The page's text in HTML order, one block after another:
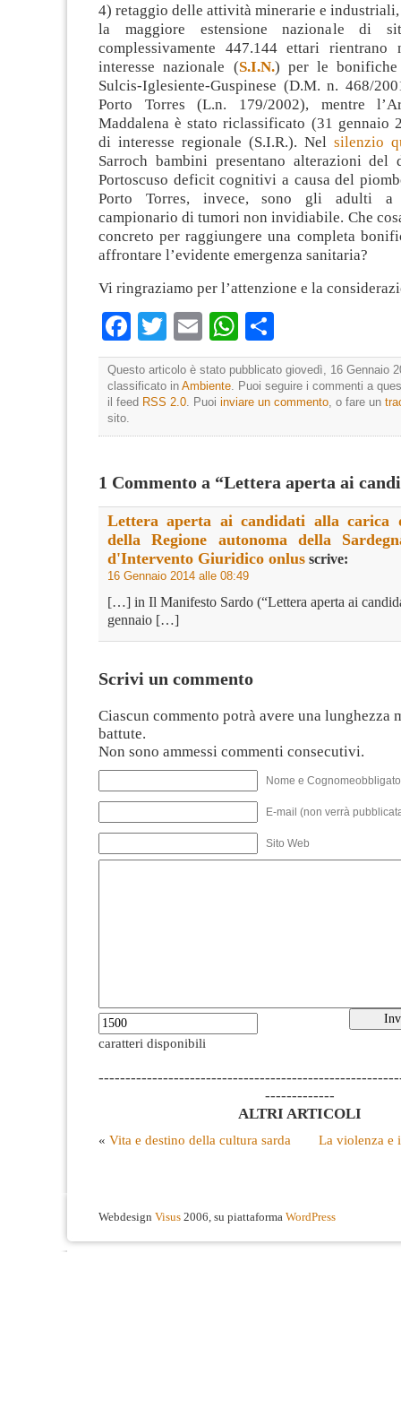
4) retaggio delle attività minerarie e industriali,
la maggiore estensione nazionale di
complessivamente 447.144 ettari
interesse nazionale (S.I.N.) per le bonifiche
Sulcis-Iglesiente-Guspinese (D.M. n. 468/
Porto Torres (L.n. 179/2002), mentre
Maddalena è stato riclassificato (31 gennaio
di interesse regionale (S.I.R.). Nel silenzio
Sarroch bambini presentano alterazioni del
Portoscuso deficit cognitivi a causa del
Porto Torres, invece, sono gli adulti a
campionario di tumori non invidiabile. Che
concreto per raggiungere una completa
affrontare l’evidente emergenza sanitaria?
Vi ringraziamo per l’attenzione e la
Facebook
TwitterEmailWhatsApp
Questo articolo è stato pubblicato giovedì, 16 Gennaio
classificato in Ambiente . Puoi seguire i commenti a
il feed RSS 2.0 . Puoi inviare un commento , o fare un
sito.
1 Commento a “Lettera aperta ai
Lettera aperta ai candidati alla carica
della Regione autonoma della
d'Intervento Giuridico onlus scrive:
16 Gennaio 2014 alle 08:49
[…] in Il Manifesto Sardo (“Lettera aperta ai
gennaio […]
Scrivi un commento
Ciascun commento potrà avere una lunghezza
battute.
Non sono ammessi commenti consecutivi.
Nome e
E-mail (non verrà
Sito Web
caratteri disponibili
-------------
ALTRI ARTICOLI
« Vita e destino della cultura sarda La violenza e
Webdesign Visus 2006, su piattaforma WordPress